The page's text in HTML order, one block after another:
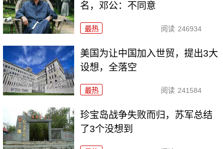
名，邓公：不同意
最热 阅读 246934
美国为让中国加入世贸，提出3大
设想，全落空
最热 阅读 241584
珍宝岛战争失败而归，苏军总结
了3个没想到